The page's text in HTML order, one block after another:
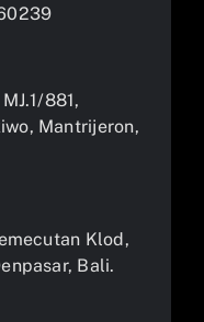
881,
Mantrijeron,
Klod,
Bali.